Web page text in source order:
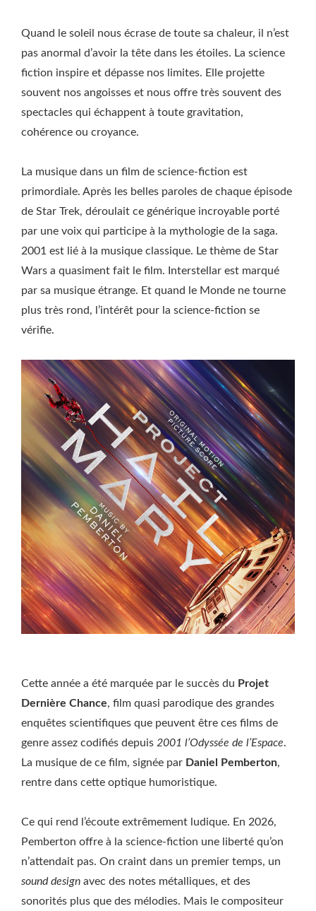
Quand le soleil nous écrase de toute sa chaleur, il n’est
pas anormal d’avoir la tête dans les étoiles. La science
fiction inspire et dépasse nos limites. Elle projette
souvent nos angoisses et nous offre très souvent des
spectacles qui échappent à toute gravitation,
cohérence ou croyance.
La musique dans un film de science-fiction est
primordiale. Après les belles paroles de chaque épisode
de Star Trek, déroulait ce générique incroyable porté
par une voix qui participe à la mythologie de la saga.
2001 est lié à la musique classique. Le thème de Star
Wars a quasiment fait le film. Interstellar est marqué
par sa musique étrange. Et quand le Monde ne tourne
plus très rond, l’intérêt pour la science-fiction se
vérifie.
Cette année a été marquée par le succès du Projet
Dernière Chance, film quasi parodique des grandes
enquêtes scientifiques que peuvent être ces films de
genre assez codifiés depuis 2001 l’Odyssée de l’Espace.
La musique de ce film, signée par Daniel Pemberton,
rentre dans cette optique humoristique.
Ce qui rend l’écoute extrêmement ludique. En 2026,
Pemberton offre à la science-fiction une liberté qu’on
n’attendait pas. On craint dans un premier temps, un
sound design avec des notes métalliques, et des
sonorités plus que des mélodies. Mais le compositeur